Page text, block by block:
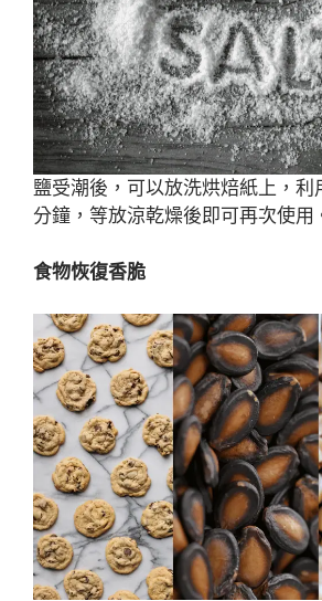
鹽受潮後，可以放洗烘焙紙上，利
分鐘，等放涼乾燥後即可再次使用
食物恢復香脆